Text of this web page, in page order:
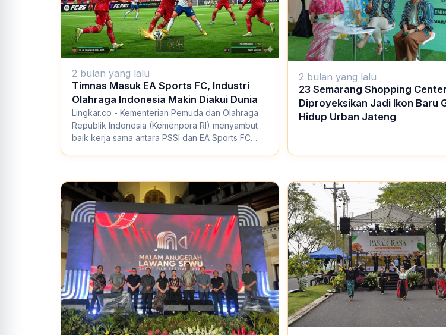
2 bulan yang lalu
Timnas Masuk EA Sports FC, Industri
Olahraga Indonesia Makin Diakui Dunia
Lingkar.co - Kementerian Pemuda dan Olahraga
Republik Indonesia (Kemenpora RI) menyambut
baik kerja sama antara PSSI dan EA Sports FC
2 bulan yang lalu
23 Semarang Shopping Center
Diproyeksikan Jadi Ikon Baru
Hidup Urban Jateng